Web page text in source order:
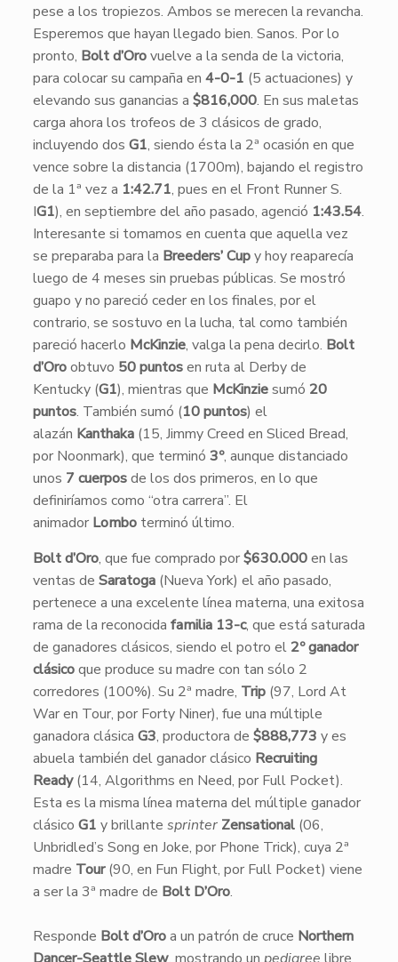
pese a los tropiezos. Ambos se merecen la revancha.
Esperemos que hayan llegado bien. Sanos. Por lo
pronto, Bolt d’Orovuelve a la senda de la victoria,
para colocar su campaña en 4-0-1 (5 actuaciones) y
elevando sus ganancias a $816,000. En sus maletas
carga ahora los trofeos de 3 clásicos de grado,
incluyendo dos G1, siendo ésta la 2ª ocasión en que
vence sobre la distancia (1700m), bajando el registro
de la 1ª vez a 1:42.71, pues en el Front Runner S.
IG1), en septiembre del año pasado, agenció 1:43.54.
Interesante si tomamos en cuenta que aquella vez
se preparaba para la Breeders’ Cupy hoy reaparecía
luego de 4 meses sin pruebas públicas. Se mostró
guapo y no pareció ceder en los finales, por el
contrario, se sostuvo en la lucha, tal como también
pareció hacerlo McKinzie, valga la pena decirlo. Bolt
d’Oroobtuvo 50 puntosen ruta al Derby de
Kentucky (G1), mientras que McKinziesumó 20
puntos. También sumó (10 puntos) el
alazán Kanthaka(15, Jimmy Creed en Sliced Bread,
por Noonmark), que terminó 3º, aunque distanciado
unos 7 cuerposde los dos primeros, en lo que
definiríamos como “otra carrera”. El
animador Lomboterminó último.
Bolt d’Oro, que fue comprado por$630.000en las
ventas de Saratoga(Nueva York) el año pasado,
pertenece a una excelente línea materna, una exitosa
rama de la reconocida familia 13-c, que está saturada
de ganadores clásicos, siendo el potro el 2º ganador
clásicoque produce su madre con tan sólo 2
corredores (100%). Su 2ª madre, Trip(97, Lord At
War en Tour, por Forty Niner), fue una múltiple
ganadora clásica G3, productora de $888,773 y es
abuela también del ganador clásico Recruiting
Ready(14, Algorithms en Need, por Full Pocket).
Esta es la misma línea materna del múltiple ganador
clásico G1 y brillante sprinter Zensational(06,
Unbridled’s Song en Joke, por Phone Trick), cuya 2ª
madre Tour(90, en Fun Flight, por Full Pocket) viene
a ser la 3ª madre de Bolt D’Oro.
Responde Bolt d’Oroa un patrón de cruce Northern